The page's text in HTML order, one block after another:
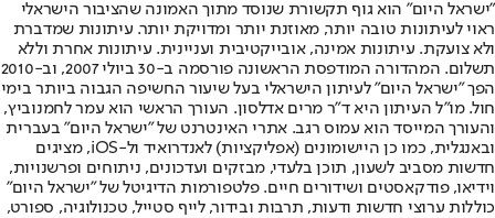
"ישראל היום" הוא גוף תקשורת שנוסד מתוך האמונה שהציבור הישראלי
ראוי לעיתונות טובה יותר, מאוזנת יותר ומדויקת יותר. עיתונות שמדברת
ולא צועקת. עיתונות אמינה, אובייקטיבית ועניינית. עיתונות אחרת וללא
תשלום. המהדורה המודפסת הראשונה פורסמה ב-30 ביולי 2007, וב-2010
הפך "ישראל היום" לעיתון הישראלי בעל שיעור החשיפה הגבוה ביותר בימי
חול. מו"ל העיתון היא ד"ר מרים אדלסון. העורך הראשי הוא עמר לחמנוביץ,
והעורך המייסד הוא עמוס רגב. אתרי האינטרנט של "ישראל היום" בעברית
ובאנגלית, כמו כן היישומונים (אפליקציות) לאנדרואיד ול-iOS, מציגים
חדשות מסביב לשעון, תוכן בלעדי, מבזקים ועדכונים, ניתוחים ופרשנויות,
וידיאו, פודקאסטים ושידורים חיים. פלטפורמות הדיגיטל של "ישראל היום"
כוללות ערוצי חדשות ודעות, תרבות ובידור, לייף סטייל, טכנולוגיה, ספורט,